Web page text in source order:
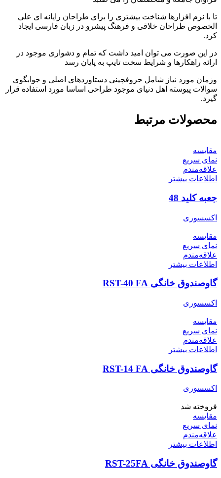
تا با نرم افزارها شناخت بیشتری را برای طراحان رایانه ای علی
الخصوص طراحان خلاقی و فرهنگ پیشرو در زبان فارسی ایجاد
کرد.
در این صورت می توان امید داشت که تمام و دشواری موجود در
ارائه راهکارها و شرایط سخت تایپ به پایان رسد
وزمان مورد نیاز شامل حروفچینی دستاوردهای اصلی و جوابگوی
سوالات پیوسته اهل دنیای موجود طراحی اساسا مورد استفاده قرار
گیرد.
محصولات مرتبط
مقایسه
نمای سریع
علاقه‌مندم
اطلاعات بیشتر
جعبه کلید 48
اکسسوری
مقایسه
نمای سریع
علاقه‌مندم
اطلاعات بیشتر
گاوصندوق خانگی RST-40 FA
اکسسوری
مقایسه
نمای سریع
علاقه‌مندم
اطلاعات بیشتر
گاوصندوق خانگی RST-14 FA
اکسسوری
فروخته شد
مقایسه
نمای سریع
علاقه‌مندم
اطلاعات بیشتر
گاوصندوق خانگی RST-25FA